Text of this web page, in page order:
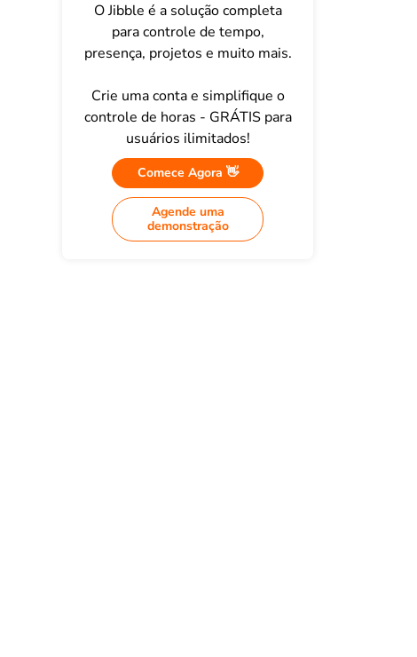
O Jibble é a solução completa
para controle de tempo,
presença, projetos e muito mais.
Crie uma conta e simplifique o
controle de horas - GRÁTIS para
usuários ilimitados!
Comece Agora 👋
Agende uma
demonstração